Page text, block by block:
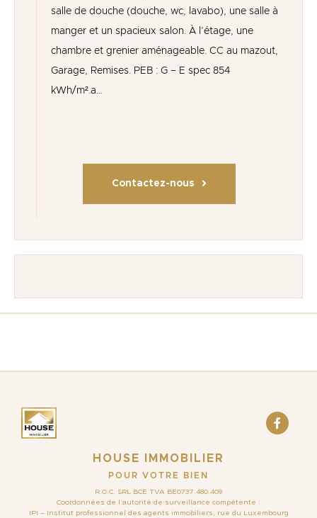
salle de douche (douche, wc, lavabo), une salle à
manger et un spacieux salon. À l’étage, une
chambre et grenier aménageable. CC au mazout,
Garage, Remises. PEB : G – E spec 854
kWh/m².a…
Contactez-nous
HOUSE IMMOBILIER
POUR VOTRE BIEN
R.O.C. SRL BCE TVA BE0737.480.409
Coordonnées de l’autorité de surveillance compétente :
IPI – Institut professionnel des agents immobiliers, rue du Luxembourg